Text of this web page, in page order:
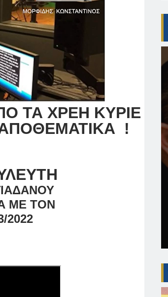
ΤΑ ΧΡΕΗ ΚΥΡΙΕ
!
ME TON